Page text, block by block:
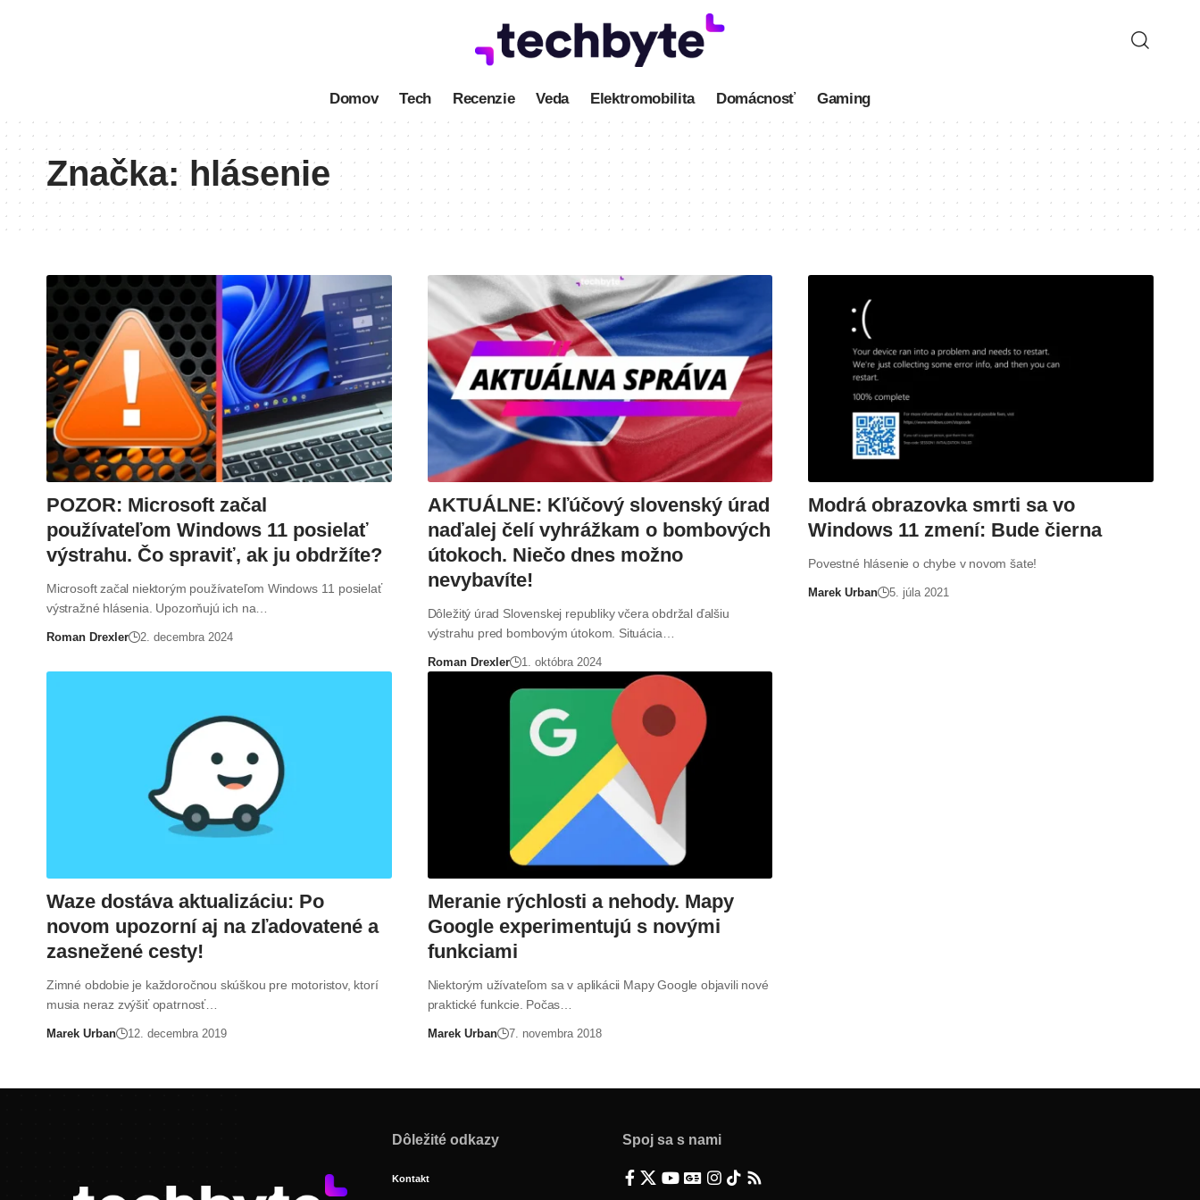
Domov Tech Recenzie Veda Elektromobilita Domácnosť Gaming
Značka: hlásenie
POZOR: Microsoft začal
používateľom Windows 11 posielať
výstrahu. Čo spraviť, ak ju obdržíte?
Microsoft začal niektorým používateľom Windows 11 posielať
výstražné hlásenia. Upozorňujú ich na…
Roman Drexler 2. decembra 2024
AKTUÁLNE: Kľúčový slovenský úrad
naďalej čelí vyhrážkam o bombových
útokoch. Niečo dnes možno
nevybavíte!
Dôležitý úrad Slovenskej republiky včera obdržal ďalšiu
výstrahu pred bombovým útokom. Situácia…
Roman Drexler 1. októbra 2024
Modrá obrazovka smrti sa vo
Windows 11 zmení: Bude čierna
Povestné hlásenie o chybe v novom šate!
Marek Urban 5. júla 2021
Waze dostáva aktualizáciu: Po
novom upozorní aj na zľadovatené a
zasnežené cesty!
Zimné obdobie je každoročnou skúškou pre motoristov, ktorí
musia neraz zvýšiť opatrnosť…
Marek Urban 12. decembra 2019
Meranie rýchlosti a nehody. Mapy
Google experimentujú s novými
funkciami
Niektorým užívateľom sa v aplikácii Mapy Google objavili nové
praktické funkcie. Počas…
Marek Urban 7. novembra 2018
Dôležité odkazy
Kontakt
Spoj sa s nami